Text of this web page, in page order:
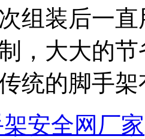
组装后一
，大大的
统的脚手
安全网厂家